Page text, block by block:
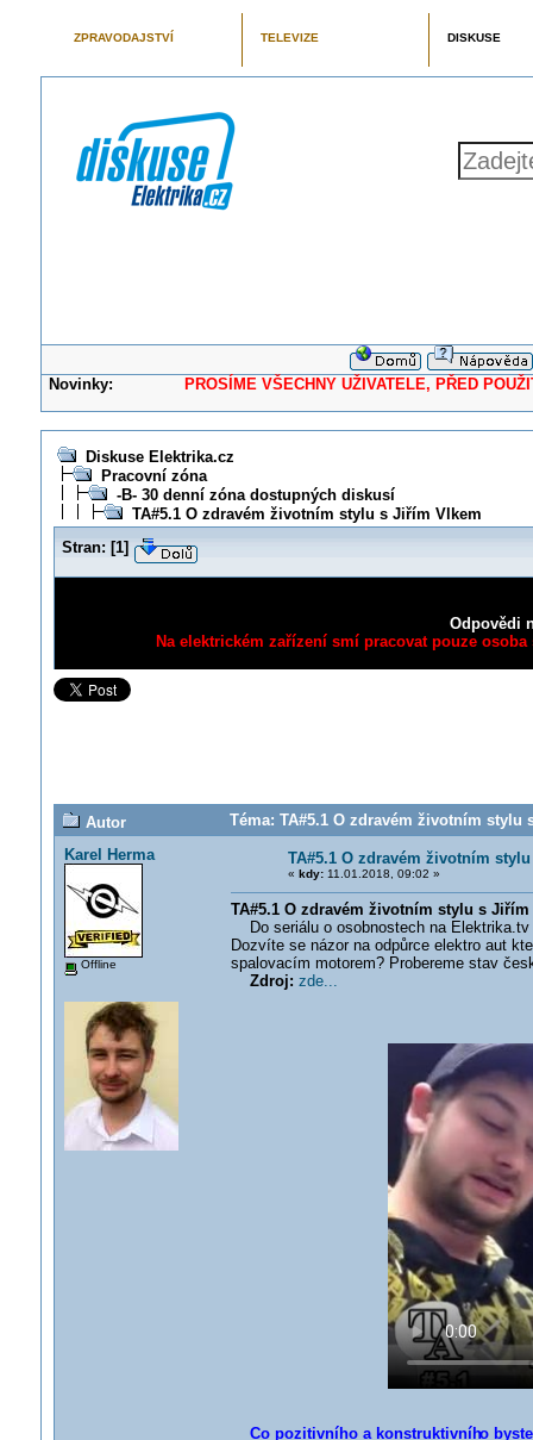
ZPRAVODAJSTVÍ TELEVIZE DISKUSE
Novinky: PROSÍME VŠECHNY UŽIVATELE, PŘED
Diskuse Elektrika.cz
Pracovní zóna
-B- 30 denní zóna dostupných diskusí
TA#5.1 O zdravém životním stylu s Jiřím Vlkem
Stran: [1]
Odpovědi
Na elektrickém zařízení smí pracovat pouze
Autor
Téma: TA#5.1 O zdravém životním
Karel Herma
Offline
TA#5.1 O zdravém životním
« kdy:11.01.2018, 09:02 »
TA#5.1 O zdravém životním stylu s Jiřím
Do seriálu o osobnostech na
Dozvíte se názor na odpůrce elektro aut
spalovacím motorem? Probereme stav
Zdroj: zde...
Co pozitivního a konstruktivního